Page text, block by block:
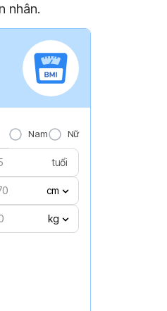
nhân.
Nam Nữ
tuổi
cm
kg